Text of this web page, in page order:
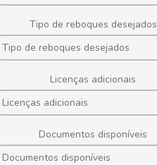
Tipo de reboques desejados
Tipo de reboques desejados
Licenças adicionais
Licenças adicionais
Documentos disponíveis
Documentos disponíveis